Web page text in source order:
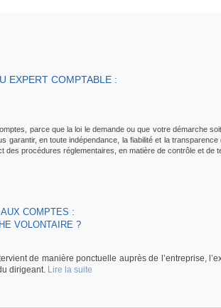
EXPERT COMPTABLE :
parce que la loi le demande ou que votre démarche
garantir, en toute indépendance, la fiabilité et la transparence
des procédures réglementaires, en matière de contrôle et de
COMPTES :
VOLONTAIRE ?
de manière ponctuelle auprès de l’entreprise,
dirigeant. Lire la suite